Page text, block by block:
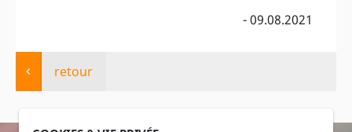
- 09.08.2021
retour